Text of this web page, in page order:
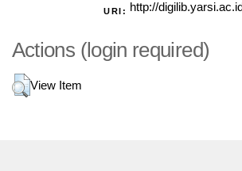
URI: http://
Actions (login required)
View Item